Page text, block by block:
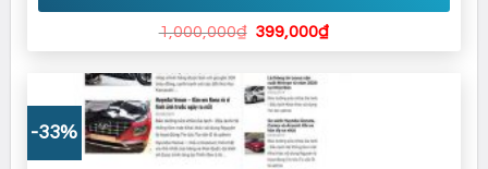
1,000,000₫ Giá
1,000,000₫.
399,000₫Giá
-33%